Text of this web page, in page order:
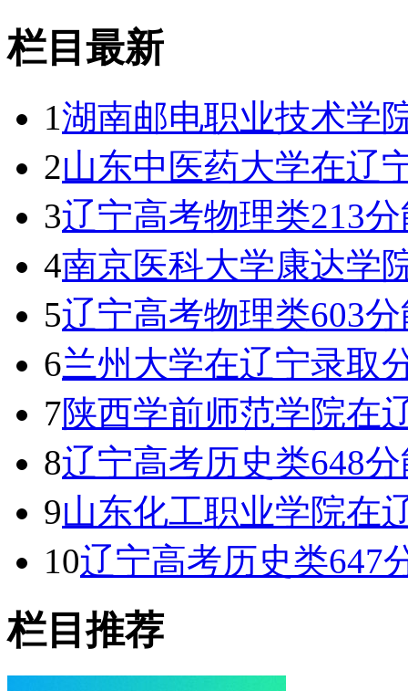
栏目最新
1湖南邮电职业技术学
2山东中医药大学在辽
3辽宁高考物理类213
4南京医科大学康达学
5辽宁高考物理类603
6兰州大学在辽宁录取
7陕西学前师范学院在
8辽宁高考历史类648
9山东化工职业学院在
10辽宁高考历史类647
栏目推荐